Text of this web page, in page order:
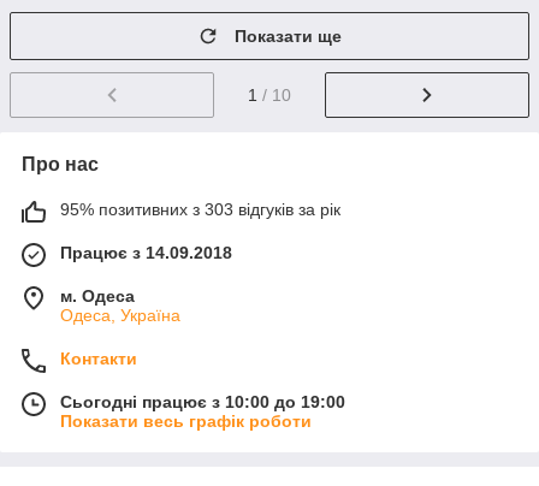
Показати ще
1 / 10
Про нас
95% позитивних з 303 відгуків за рік
Працює з 14.09.2018
м. Одеса
Одеса, Україна
Контакти
Сьогодні працює з 10:00 до 19:00
Показати весь графік роботи